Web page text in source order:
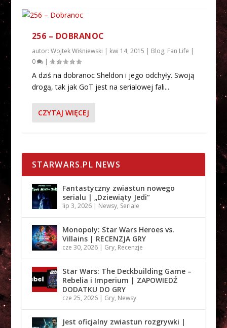
256 – DOBRANOC
autor: Wojtek Wiśniewski | kwi 14, 2015 | Blog, Fan Life |
0
|
A dziś na dobranoc Sheldon i jego odchyły. Swoją
drogą, tak jak GoT jest na serialowej fali...
CZYTAJ WIĘCEJ
STARWARS.PL NEWS
Fantastyczny zwiastun nowego
serialu | „Dziewiąty Jedi”
lip 3, 2026| Newsy, Seriale
Monopoly: Star Wars Heroes vs.
Villains | RECENZJA GRY
cze 30, 2026| Gry, Recenzje
Star Wars: The Deckbuilding Game –
Rebelia i Imperium | ZAPOWIEDŹ
DODATKU DO GRY
cze 25, 2026| Gry, Newsy
Jest oficjalny zwiastun rozgrywki |